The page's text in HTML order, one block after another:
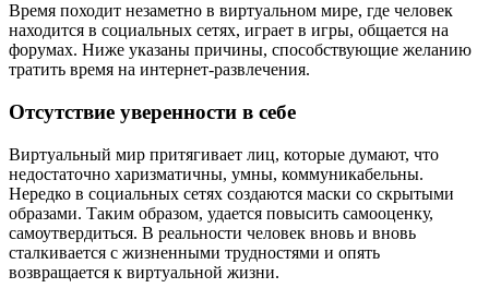
Время походит незаметно в виртуальном мире, где человек
находится в социальных сетях, играет в игры, общается на
форумах. Ниже указаны причины, способствующие желанию
тратить время на интернет-развлечения.
Отсутствие уверенности в себе
Виртуальный мир притягивает лиц, которые думают, что
недостаточно харизматичны, умны, коммуникабельны.
Нередко в социальных сетях создаются маски со скрытыми
образами. Таким образом, удается повысить самооценку,
самоутвердиться. В реальности человек вновь и вновь
сталкивается с жизненными трудностями и опять
возвращается к виртуальной жизни.